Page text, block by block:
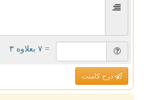
= ۷ بعلاوه ۳
درج کامنت